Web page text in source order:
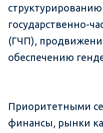
государственно-
(ГЧП),
обеспечению
Приоритетными
финансы, рынки